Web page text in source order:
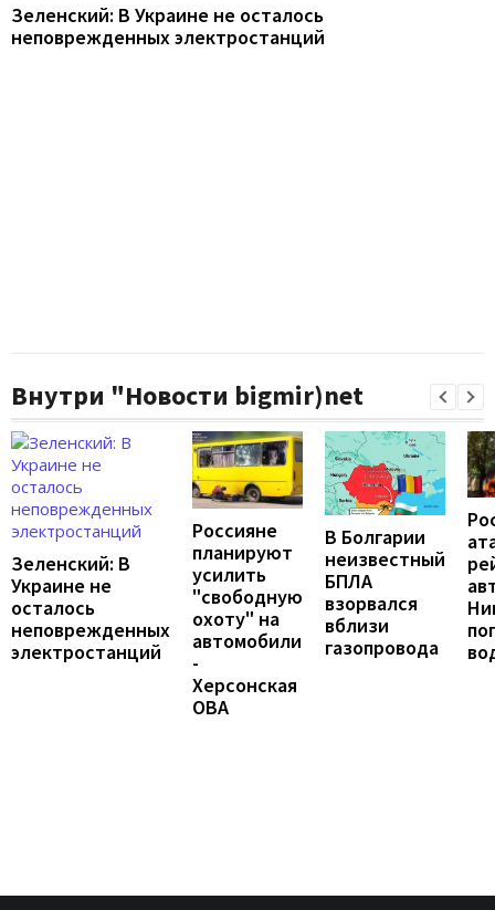
Зеленский: В Украине не осталось
неповрежденных электростанций
Внутри "Новости bigmir)net
Зеленский: В
Украине не
осталось
неповрежденных
электростанций
Россияне
планируют
усилить
"свободную
охоту" на
автомобили
-
Херсонская
ОВА
В Болгарии
неизвестный
БПЛА
взорвался
вблизи
газопровода